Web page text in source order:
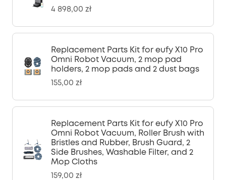
4 898,00 zł
Replacement Parts Kit for eufy X10 Pro
Omni Robot Vacuum, 2 mop pad
holders, 2 mop pads and 2 dust bags
155,00 zł
Replacement Parts Kit for eufy X10 Pro
Omni Robot Vacuum, Roller Brush with
Bristles and Rubber, Brush Guard, 2
Side Brushes, Washable Filter, and 2
Mop Cloths
159,00 zł